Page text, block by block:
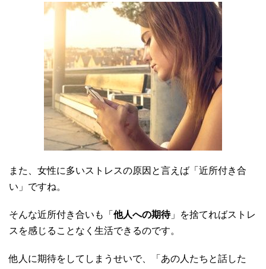
また、女性に多いストレスの原因と言えば「近所付き合
い」ですね。
そんな近所付き合いも「 他人への期待」を捨てればストレ
スを感じることなく生活できるのです。
他人に期待をしてしまうせいで、「あの人たちと話した